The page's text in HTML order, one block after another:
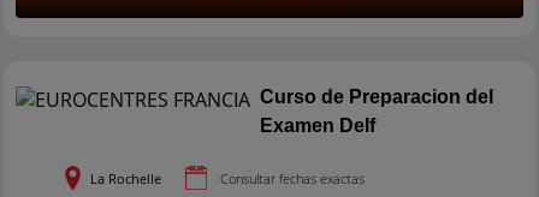
Curso de Preparacion del
Examen Delf
La Rochelle Consultar fechas exactas